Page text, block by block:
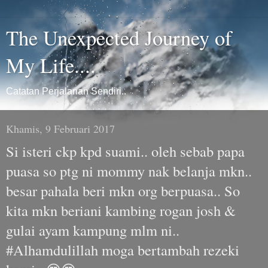
The Unexpected Journey of
My Life....
Catatan Perjalanan Sendiri..
Khamis, 9 Februari 2017
Si isteri ckp kpd suami.. oleh sebab papa
puasa so ptg ni mommy nak belanja mkn..
besar pahala beri mkn org berpuasa.. So
kita mkn beriani kambing rogan josh &
gulai ayam kampung mlm ni..
#Alhamdulillah moga bertambah rezeki